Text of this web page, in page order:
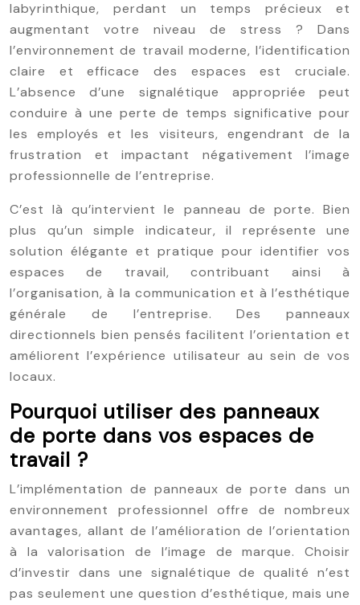
labyrinthique, perdant un temps précieux et
augmentant votre niveau de stress ? Dans
l’environnement de travail moderne, l’identification
claire et efficace des espaces est cruciale.
L’absence d’une signalétique appropriée peut
conduire à une perte de temps significative pour
les employés et les visiteurs, engendrant de la
frustration et impactant négativement l’image
professionnelle de l’entreprise.
C’est là qu’intervient le panneau de porte. Bien
plus qu’un simple indicateur, il représente une
solution élégante et pratique pour identifier vos
espaces de travail, contribuant ainsi à
l’organisation, à la communication et à l’esthétique
générale de l’entreprise. Des panneaux
directionnels bien pensés facilitent l’orientation et
améliorent l’expérience utilisateur au sein de vos
locaux.
Pourquoi utiliser des panneaux
de porte dans vos espaces de
travail ?
L’implémentation de panneaux de porte dans un
environnement professionnel offre de nombreux
avantages, allant de l’amélioration de l’orientation
à la valorisation de l’image de marque. Choisir
d’investir dans une signalétique de qualité n’est
pas seulement une question d’esthétique, mais une